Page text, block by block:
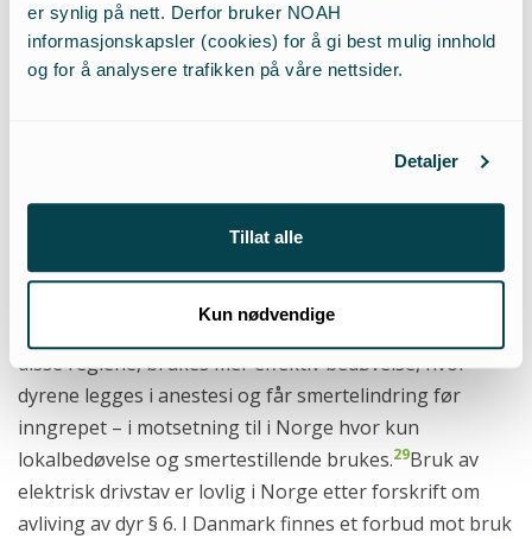
er synlig på nett. Derfor bruker NOAH
informasjonskapsler (cookies) for å gi best mulig innhold
og for å analysere trafikken på våre nettsider.
Detaljer
Tillat alle
Kun nødvendige
I Norge trenger man ikke en
grunn til å avlive dyr, og
Det fremheves at det ikke er lov å kastrere grisunger
uten bedøvelse i Norge, og Norge var relativt tidlig ute
28
I Sveits der de også har
disse reglene, brukes mer effektiv bedøvelse, hvor
dyrene legges i anestesi og får smertelindring før
inngrepet – i motsetning til i Norge hvor kun
lokalbedøvelse og smertestillende brukes.29Bruk av
elektrisk drivstav er lovlig i Norge etter forskrift om
avliving av dyr § 6. I Danmark finnes et forbud mot bruk